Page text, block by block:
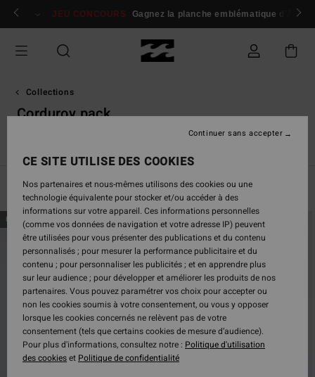
Passez
sélection
produits
Se connecter / s'inscrire
JEU CONCOURS Gagnez la planche emblématique d'Andy
Collections
Corduroy pack
Filtrer & Trier
Passer
aux
critères
filtrage
recherche
Aller
a
NOUVEAUTÉ NOUVEAUTÉ
CE SITE UTILISE DES COOKIES
Nos partenaires et nous-mêmes utilisons des cookies ou une
technologie équivalente pour stocker et/ou accéder à des
informations sur votre appareil. Ces informations personnelles
(comme vos données de navigation et votre adresse IP) peuvent
être utilisées pour vous présenter des publications et du contenu
personnalisés ; pour mesurer la performance publicitaire et du
contenu ; pour personnaliser les publicités ; et en apprendre plus
sur leur audience ; pour développer et améliorer les produits de nos
partenaires. Vous pouvez paramétrer vos choix pour accepter ou
non les cookies soumis à votre consentement, ou vous y opposer
lorsque les cookies concernés ne relèvent pas de votre
consentement (tels que certains cookies de mesure d’audience).
Pour plus d'informations, consultez notre : Politique d'utilisation
des cookieset Politique de confidentialité
Continuer sans accepter